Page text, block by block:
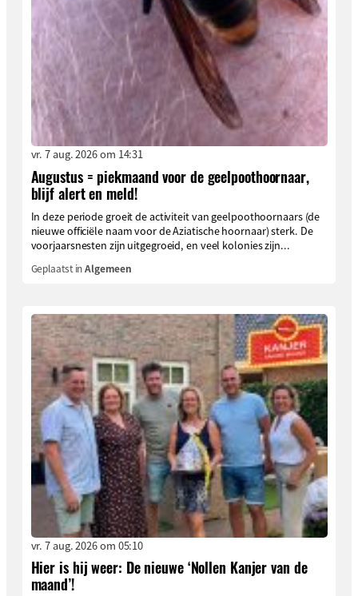
vr. 7 aug. 2026 om 14:31
Augustus = piekmaand voor de geelpoothoornaar,
blijf alert en meld!
In deze periode groeit de activiteit van geelpoothoornaars (de
nieuwe officiële naam voor de Aziatische hoornaar) sterk. De
voorjaarsnesten zijn uitgegroeid, en veel kolonies zijn...
Geplaatst inAlgemeen
vr. 7 aug. 2026 om 05:10
Hier is hij weer: De nieuwe ‘Nollen Kanjer van de
maand’!